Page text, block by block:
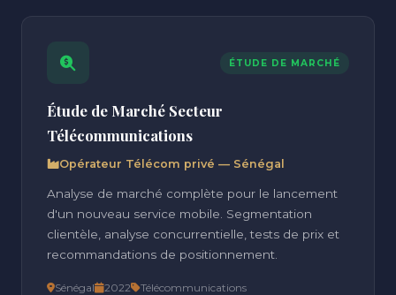
ÉTUDE DE MARCHÉ
Étude de Marché Secteur
Télécommunications
Opérateur Télécom privé — Sénégal
Analyse de marché complète pour le lancement
d'un nouveau service mobile. Segmentation
clientèle, analyse concurrentielle, tests de prix et
recommandations de positionnement.
Sénégal 2022 Télécommunications